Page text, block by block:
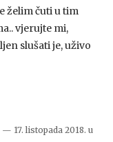
želim čuti u tim
vjerujte mi,
slušati je, uživo
— 17. listopada 2018. u